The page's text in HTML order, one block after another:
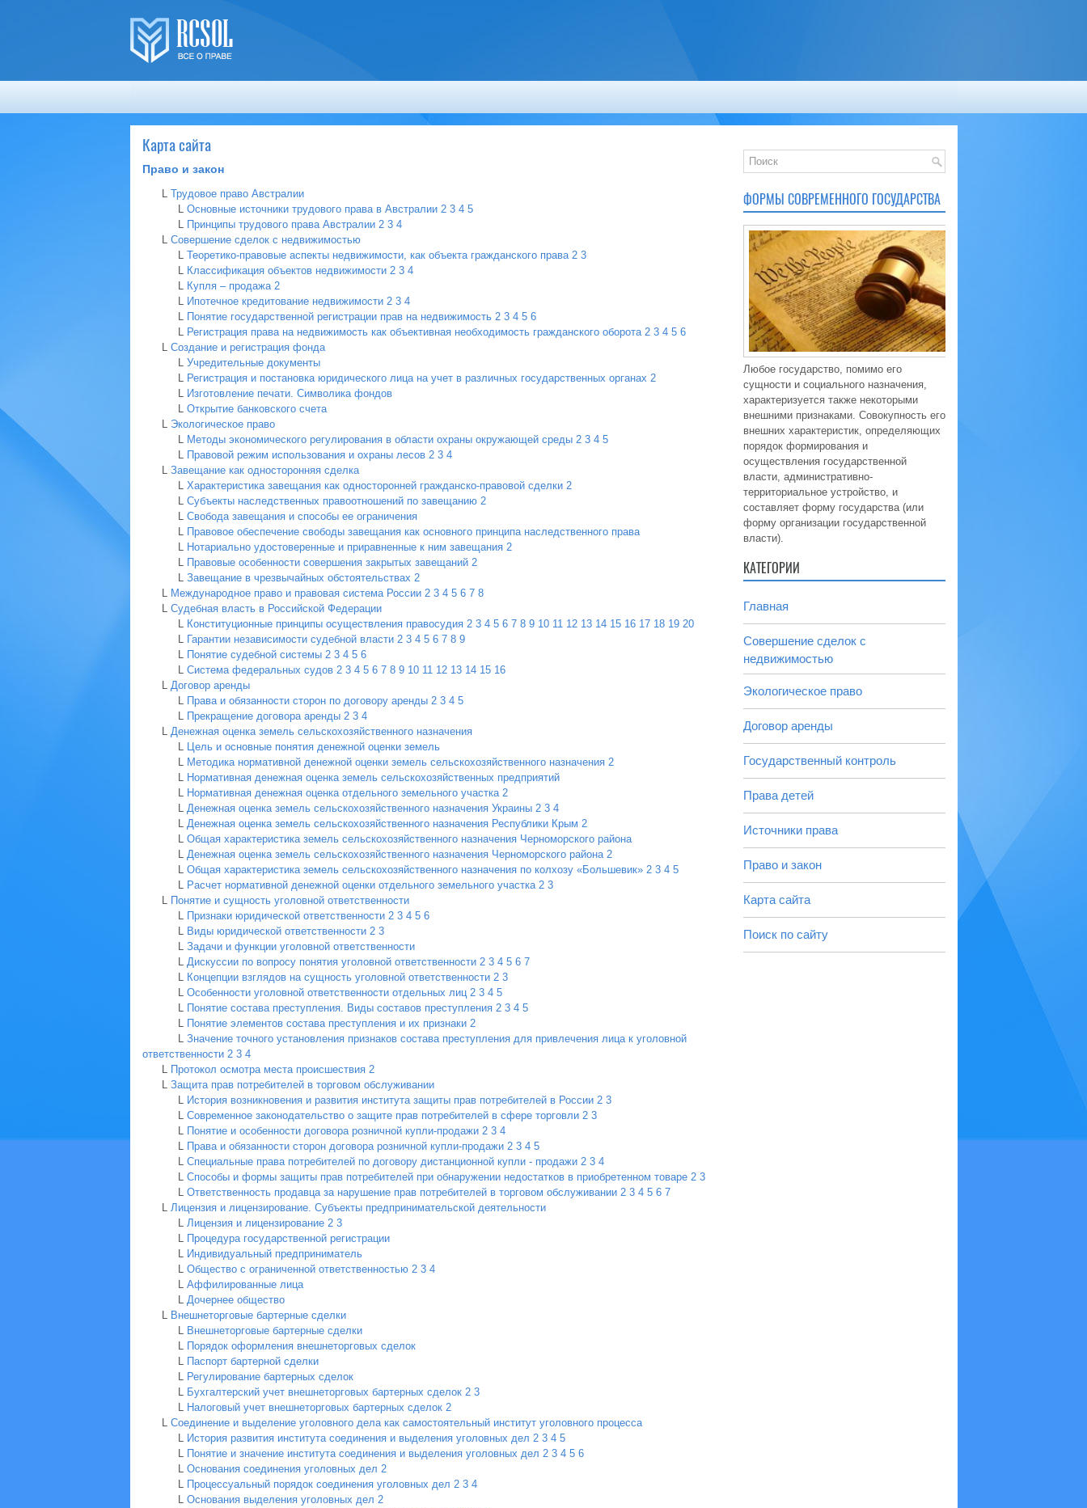
Карта сайта
Право и закон
L Трудовое право Австралии
L Основные источники трудового права в Австралии 2 3 4 5
L Принципы трудового права Австралии 2 3 4
L Совершение сделок с недвижимостью
L Теоретико-правовые аспекты недвижимости, как объекта гражданского права 2 3
L Классификация объектов недвижимости 2 3 4
L Купля – продажа 2
L Ипотечное кредитование недвижимости 2 3 4
L Понятие государственной регистрации прав на недвижимость 2 3 4 5 6
L Регистрация права на недвижимость как объективная необходимость гражданского оборота 2 3 4 5 6
L Создание и регистрация фонда
L Учредительные документы
L Регистрация и постановка юридического лица на учет в различных государственных органах 2
L Изготовление печати. Символика фондов
L Открытие банковского счета
L Экологическое право
L Методы экономического регулирования в области охраны окружающей среды 2 3 4 5
L Правовой режим использования и охраны лесов 2 3 4
L Завещание как односторонняя сделка
L Характеристика завещания как односторонней гражданско-правовой сделки 2
L Субъекты наследственных правоотношений по завещанию 2
L Свобода завещания и способы ее ограничения
L Правовое обеспечение свободы завещания как основного принципа наследственного права
L Нотариально удостоверенные и приравненные к ним завещания 2
L Правовые особенности совершения закрытых завещаний 2
L Завещание в чрезвычайных обстоятельствах 2
L Международное право и правовая система России 2 3 4 5 6 7 8
L Судебная власть в Российской Федерации
L Конституционные принципы осуществления правосудия 2 3 4 5 6 7 8 9 10 11 12 13 14 15 16 17 18 19 20
L Гарантии независимости судебной власти 2 3 4 5 6 7 8 9
L Понятие судебной системы 2 3 4 5 6
L Система федеральных судов 2 3 4 5 6 7 8 9 10 11 12 13 14 15 16
L Договор аренды
L Права и обязанности сторон по договору аренды 2 3 4 5
L Прекращение договора аренды 2 3 4
L Денежная оценка земель сельскохозяйственного назначения
L Цель и основные понятия денежной оценки земель
L Методика нормативной денежной оценки земель сельскохозяйственного назначения 2
L Нормативная денежная оценка земель сельскохозяйственных предприятий
L Нормативная денежная оценка отдельного земельного участка 2
L Денежная оценка земель сельскохозяйственного назначения Украины 2 3 4
L Денежная оценка земель сельскохозяйственного назначения Республики Крым 2
L Общая характеристика земель сельскохозяйственного назначения Черноморского района
L Денежная оценка земель сельскохозяйственного назначения Черноморского района 2
L Общая характеристика земель сельскохозяйственного назначения по колхозу «Большевик» 2 3 4 5
L Расчет нормативной денежной оценки отдельного земельного участка 2 3
L Понятие и сущность уголовной ответственности
L Признаки юридической ответственности 2 3 4 5 6
L Виды юридической ответственности 2 3
L Задачи и функции уголовной ответственности
L Дискуссии по вопросу понятия уголовной ответственности 2 3 4 5 6 7
L Концепции взглядов на сущность уголовной ответственности 2 3
L Особенности уголовной ответственности отдельных лиц 2 3 4 5
L Понятие состава преступления. Виды составов преступления 2 3 4 5
L Понятие элементов состава преступления и их признаки 2
L Значение точного установления признаков состава преступления для привлечения лица к уголовной
ответственности 2 3 4
L Протокол осмотра места происшествия 2
L Защита прав потребителей в торговом обслуживании
L История возникновения и развития института защиты прав потребителей в России 2 3
L Современное законодательство о защите прав потребителей в сфере торговли 2 3
L Понятие и особенности договора розничной купли-продажи 2 3 4
L Права и обязанности сторон договора розничной купли-продажи 2 3 4 5
L Специальные права потребителей по договору дистанционной купли - продажи 2 3 4
L Способы и формы защиты прав потребителей при обнаружении недостатков в приобретенном товаре 2 3
L Ответственность продавца за нарушение прав потребителей в торговом обслуживании 2 3 4 5 6 7
L Лицензия и лицензирование. Субъекты предпринимательской деятельности
L Лицензия и лицензирование 2 3
L Процедура государственной регистрации
L Индивидуальный предприниматель
L Общество с ограниченной ответственностью 2 3 4
L Аффилированные лица
L Дочернее общество
L Внешнеторговые бартерные сделки
L Внешнеторговые бартерные сделки
L Порядок оформления внешнеторговых сделок
L Паспорт бартерной сделки
L Регулирование бартерных сделок
L Бухгалтерский учет внешнеторговых бартерных сделок 2 3
L Налоговый учет внешнеторговых бартерных сделок 2
L Соединение и выделение уголовного дела как самостоятельный институт уголовного процесса
L История развития института соединения и выделения уголовных дел 2 3 4 5
L Понятие и значение института соединения и выделения уголовных дел 2 3 4 5 6
L Основания соединения уголовных дел 2
L Процессуальный порядок соединения уголовных дел 2 3 4
L Основания выделения уголовных дел 2
ФОРМЫ СОВРЕМЕННОГО ГОСУДАРСТВА
Любое государство, помимо его
сущности и социального назначения,
характеризуется также некоторыми
внешними признаками. Совокупность его
внешних характеристик, определяющих
порядок формирования и
осуществления государственной
власти, административно-
территориальное устройство, и
составляет форму государства (или
форму организации государственной
власти).
КАТЕГОРИИ
Главная
Совершение сделок с
недвижимостью
Экологическое право
Договор аренды
Государственный контроль
Права детей
Источники права
Право и закон
Карта сайта
Поиск по сайту